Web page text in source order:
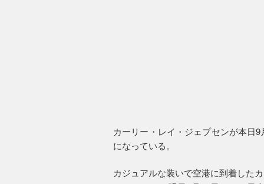
カーリー・レイ・ジェプセンが本日
になっている。
カジュアルな装いで空港に到着した